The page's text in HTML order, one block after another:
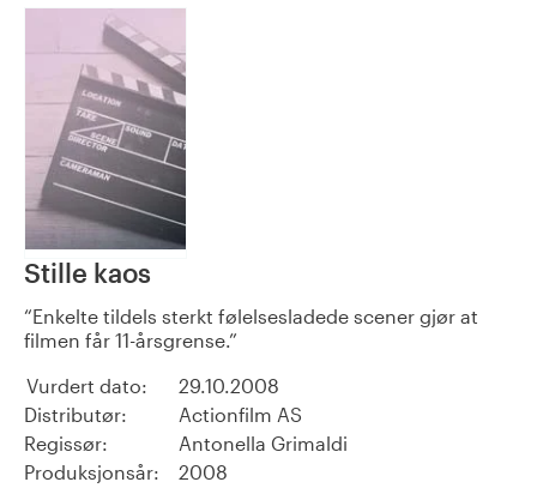
Stille kaos
Enkelte tildels sterkt følelsesladede scener gjør at
filmen får 11-årsgrense.
Vurdert dato:
29.10.2008
Distributør:
Actionfilm AS
Regissør:
Antonella Grimaldi
Produksjonsår:
2008